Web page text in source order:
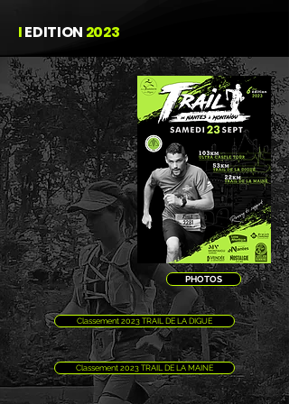
IEDITION 2023
PHOTOS
Classement 2023 TRAIL DE LA DIGUE
Classement 2023 TRAIL DE LA MAINE